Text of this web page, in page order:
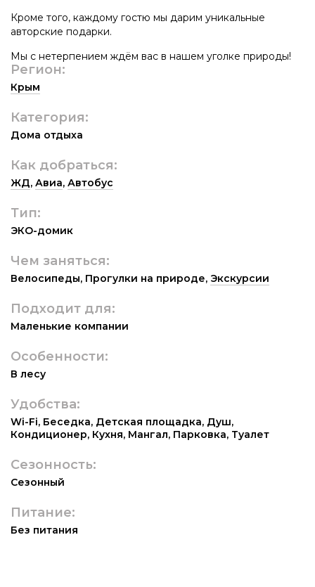
Кроме того, каждому гостю мы дарим уникальные
авторские подарки.
Мы с нетерпением ждём вас в нашем уголке природы!
Регион:
Крым
Категория:
Дома отдыха
Как добраться:
ЖД, Авиа, Автобус
Тип:
ЭКО-домик
Чем заняться:
Велосипеды, Прогулки на природе, Экскурсии
Подходит для:
Маленькие компании
Особенности:
В лесу
Удобства:
Wi-Fi, Беседка, Детская площадка, Душ,
Кондиционер, Кухня, Мангал, Парковка, Туалет
Сезонность:
Сезонный
Питание:
Без питания